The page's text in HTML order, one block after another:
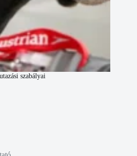
szabályai